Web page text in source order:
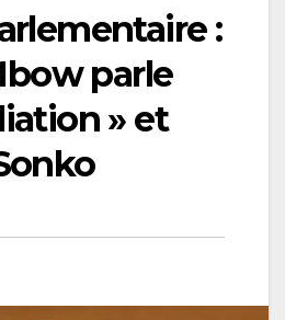
:
parle
» et